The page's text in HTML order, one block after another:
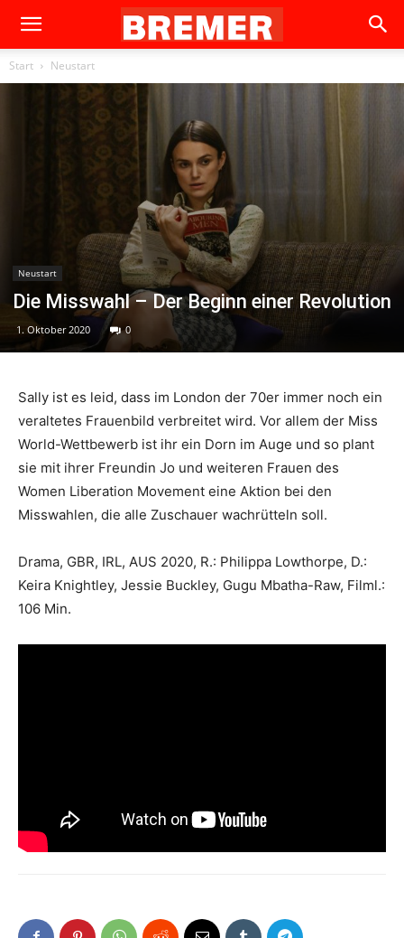
Start Neustart
Neustart
Die Misswahl – Der Beginn einer Revolution
1. Oktober 2020 0
Sally ist es leid, dass im London der 70er immer noch ein
veraltetes Frauenbild verbreitet wird. Vor allem der Miss
World-Wettbewerb ist ihr ein Dorn im Auge und so plant
sie mit ihrer Freundin Jo und weiteren Frauen des
Women Liberation Movement eine Aktion bei den
Misswahlen, die alle Zuschauer wachrütteln soll.
Drama, GBR, IRL, AUS 2020, R.: Philippa Lowthorpe, D.:
Keira Knightley, Jessie Buckley, Gugu Mbatha-Raw, Filml.:
106 Min.